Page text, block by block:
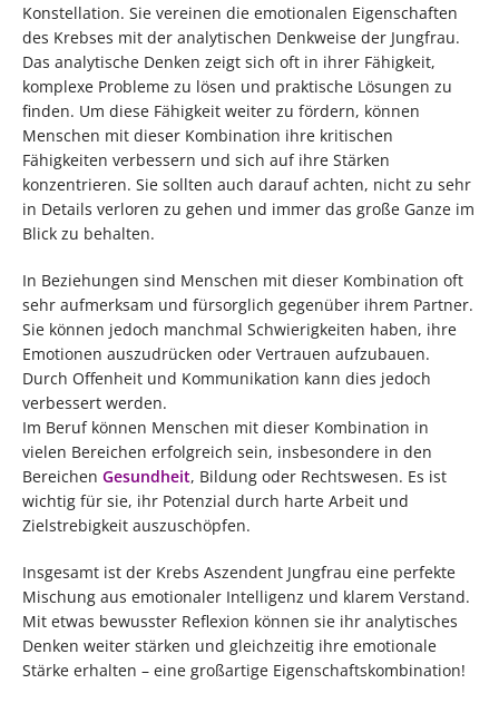
Konstellation. Sie vereinen die emotionalen Eigenschaften
des Krebses mit der analytischen Denkweise der Jungfrau.
Das analytische Denken zeigt sich oft in ihrer Fähigkeit,
komplexe Probleme zu lösen und praktische Lösungen zu
finden. Um diese Fähigkeit weiter zu fördern, können
Menschen mit dieser Kombination ihre kritischen
Fähigkeiten verbessern und sich auf ihre Stärken
konzentrieren. Sie sollten auch darauf achten, nicht zu sehr
in Details verloren zu gehen und immer das große Ganze im
Blick zu behalten.
In Beziehungen sind Menschen mit dieser Kombination oft
sehr aufmerksam und fürsorglich gegenüber ihrem Partner.
Sie können jedoch manchmal Schwierigkeiten haben, ihre
Emotionen auszudrücken oder Vertrauen aufzubauen.
Durch Offenheit und Kommunikation kann dies jedoch
verbessert werden.
Im Beruf können Menschen mit dieser Kombination in
vielen Bereichen erfolgreich sein, insbesondere in den
Bereichen Gesundheit, Bildung oder Rechtswesen. Es ist
wichtig für sie, ihr Potenzial durch harte Arbeit und
Zielstrebigkeit auszuschöpfen.
Insgesamt ist der Krebs Aszendent Jungfrau eine perfekte
Mischung aus emotionaler Intelligenz und klarem Verstand.
Mit etwas bewusster Reflexion können sie ihr analytisches
Denken weiter stärken und gleichzeitig ihre emotionale
Stärke erhalten – eine großartige Eigenschaftskombination!